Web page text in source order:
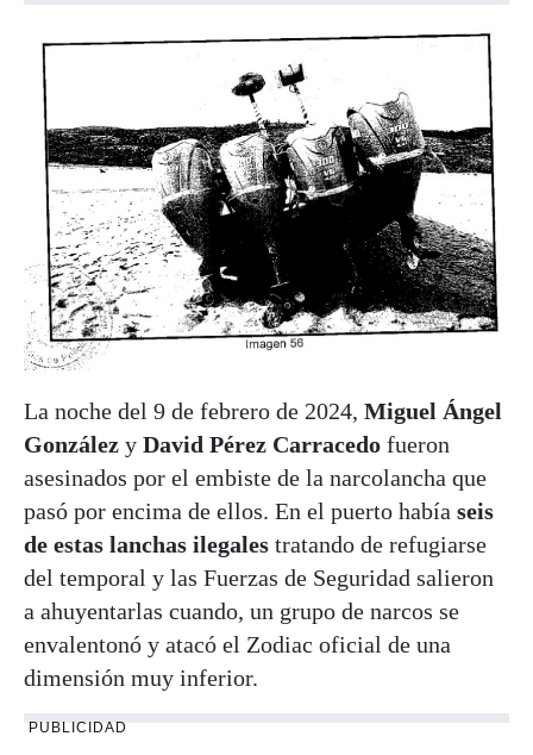
La noche del 9 de febrero de 2024, Miguel Ángel
González y David Pérez Carracedo fueron
asesinados por el embiste de la narcolancha que
pasó por encima de ellos. En el puerto había seis
de estas lanchas ilegales tratando de refugiarse
del temporal y las Fuerzas de Seguridad salieron
a ahuyentarlas cuando, un grupo de narcos se
envalentonó y atacó el Zodiac oficial de una
dimensión muy inferior.
PUBLICIDAD